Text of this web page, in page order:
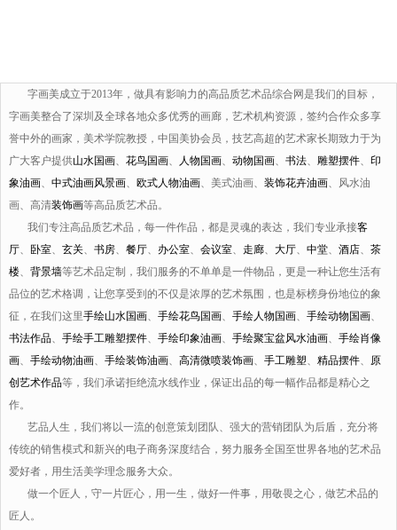
字画美成立于2013年，做具有影响力的高品质艺术品综合网是我们的目标，
字画美整合了深圳及全球各地众多优秀的画廊，艺术机构资源，签约合作众多享
誉中外的画家，美术学院教授，中国美协会员，技艺高超的艺术家长期致力于为
广大客户提供山水国画 花鸟国画 人物国画 动物国画 书法 雕塑摆件
印
象油画
中式油画风景画 欧式人物油画 、美式油画、 装饰花卉油画 、风水油
画、高清装饰画等高品质艺术品。
我们专注高品质艺术品，每一件作品，都是灵魂的表达，我们专业承接客
厅
卧室 玄关 书房 餐厅 办公室 会议室 走廊 大厅 中堂 酒店
茶
楼
背景墙等艺术品定制，我们服务的不单单是一件物品，更是一种让您生活有
品位的艺术格调，让您享受到的不仅是浓厚的艺术氛围，也是标榜身份地位的象
征，在我们这里手绘山水国画 手绘花鸟国画 手绘人物国画 手绘动物国画
书法作品
手绘手工雕塑摆件 手绘印象油画 手绘聚宝盆风水油画
手绘肖像
画
手绘动物油画 手绘装饰油画 高清微喷装饰画 手工雕塑 精品摆件
原
创艺术作品等，我们承诺拒绝流水线作业，保证出品的每一幅作品都是精心之
作。
艺品人生，我们将以一流的创意策划团队、强大的营销团队为后盾，充分将
传统的销售模式和新兴的电子商务深度结合，努力服务全国至世界各地的艺术品
爱好者，用生活美学理念服务大众。
做一个匠人，守一片匠心，用一生，做好一件事，用敬畏之心，做艺术品的
匠人。